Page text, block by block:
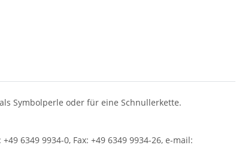
Symbolperle oder für eine Schnullerkette.
6349 9934-0, Fax: +49 6349 9934-26, e-mail: